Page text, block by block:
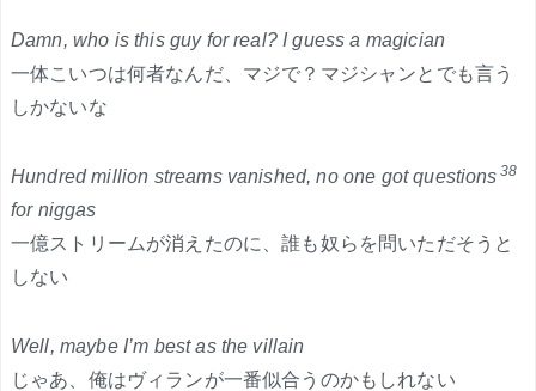
Damn, who is this guy for real? I guess a magician
一体こいつは何者なんだ、マジで？マジシャンとでも言う
しかないな
Hundred million streams vanished, no one got questions 38
for niggas
一億ストリームが消えたのに、誰も奴らを問いただそうと
しない
Well, maybe I’m best as the villain
じゃあ、俺はヴィランが一番似合うのかもしれない